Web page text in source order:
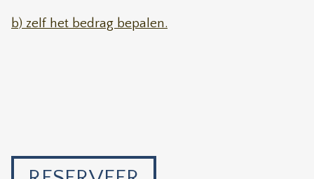
b) zelf het bedrag bepalen.